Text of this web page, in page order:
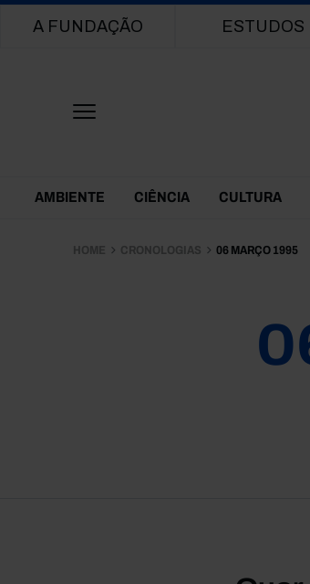
Main navigation
A FUNDAÇÃO ESTUDOS
Themes Menu
AMBIENTE CIÊNCIA CULTURA
HOME CRONOLOGIAS 06 MARÇO 1995